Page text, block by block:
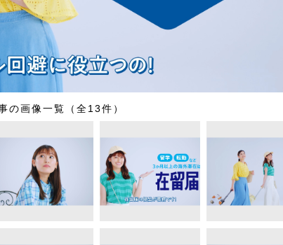
の画像一覧（全13件）